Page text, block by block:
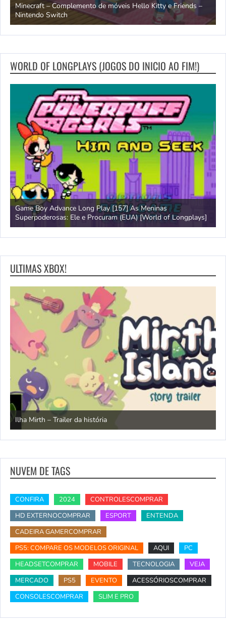
Minecraft – Complemento de móveis Hello Kitty e Friends –
Nintendo Switch
WORLD OF LONGPLAYS (JOGOS DO INICIO AO FIM!)
Game Boy Advance Long Play [157] As Meninas
Superpoderosas: Ele e Procuram (EUA) [World of Longplays]
ULTIMAS XBOX!
Ilha Mirth – Trailer da história
NUVEM DE TAGS
CONFIRA 2024
CONTROLESCOMPRAR
HD EXTERNOCOMPRAR
ESPORT
ENTENDA
CADEIRA GAMERCOMPRAR
PS5: COMPARE OS MODELOS ORIGINAL
AQUI
PC
HEADSETCOMPRAR
MOBILE TECNOLOGIA
VEJA
MERCADO
PS5 EVENTO
ACESSÓRIOSCOMPRAR
CONSOLESCOMPRAR
SLIM E PRO